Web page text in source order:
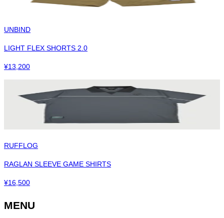
UNBIND
LIGHT FLEX SHORTS 2.0
¥13,200
RUFFLOG
RAGLAN SLEEVE GAME SHIRTS
¥16,500
MENU